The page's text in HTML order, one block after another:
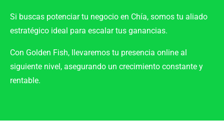
Si buscas potenciar tu negocio en Chía, somos tu aliado
estratégico ideal para escalar tus ganancias.
Con Golden Fish, llevaremos tu presencia online al
siguiente nivel, asegurando un crecimiento constante y
rentable.